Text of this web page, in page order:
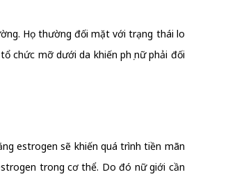
Họ thường đối mặt với trạng thái lo
chức mỡ dưới da khiến phụ nữ phải đối
estrogen sẽ khiến quá trình tiền mãn
trong cơ thể. Do đó nữ giới cần